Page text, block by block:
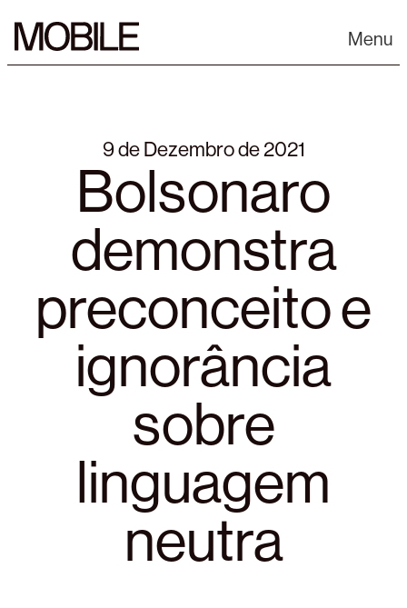
content
Menu
9 de Dezembro de 2021
Bolsonaro
demonstra
preconceito e
ignorância
sobre
linguagem
neutra